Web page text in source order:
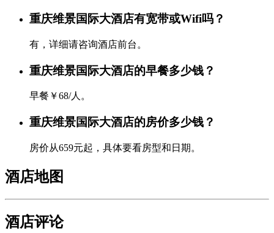
重庆维景国际大酒店有宽带或Wifi吗？
有，详细请咨询酒店前台。
重庆维景国际大酒店的早餐多少钱？
早餐￥68/人。
重庆维景国际大酒店的房价多少钱？
房价从659元起，具体要看房型和日期。
酒店地图
酒店评论